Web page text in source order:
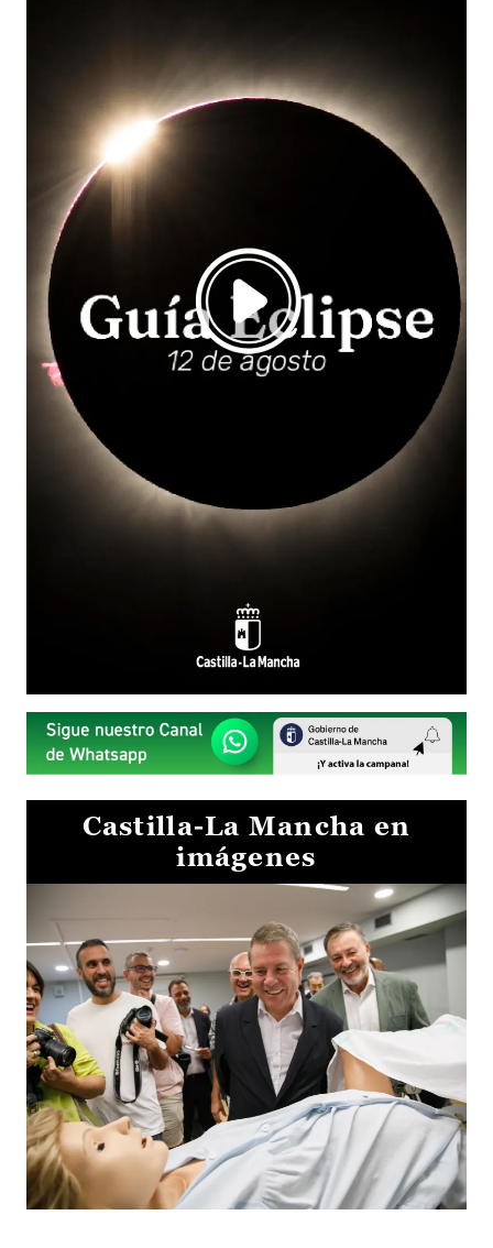
Castilla-La Mancha en
imágenes